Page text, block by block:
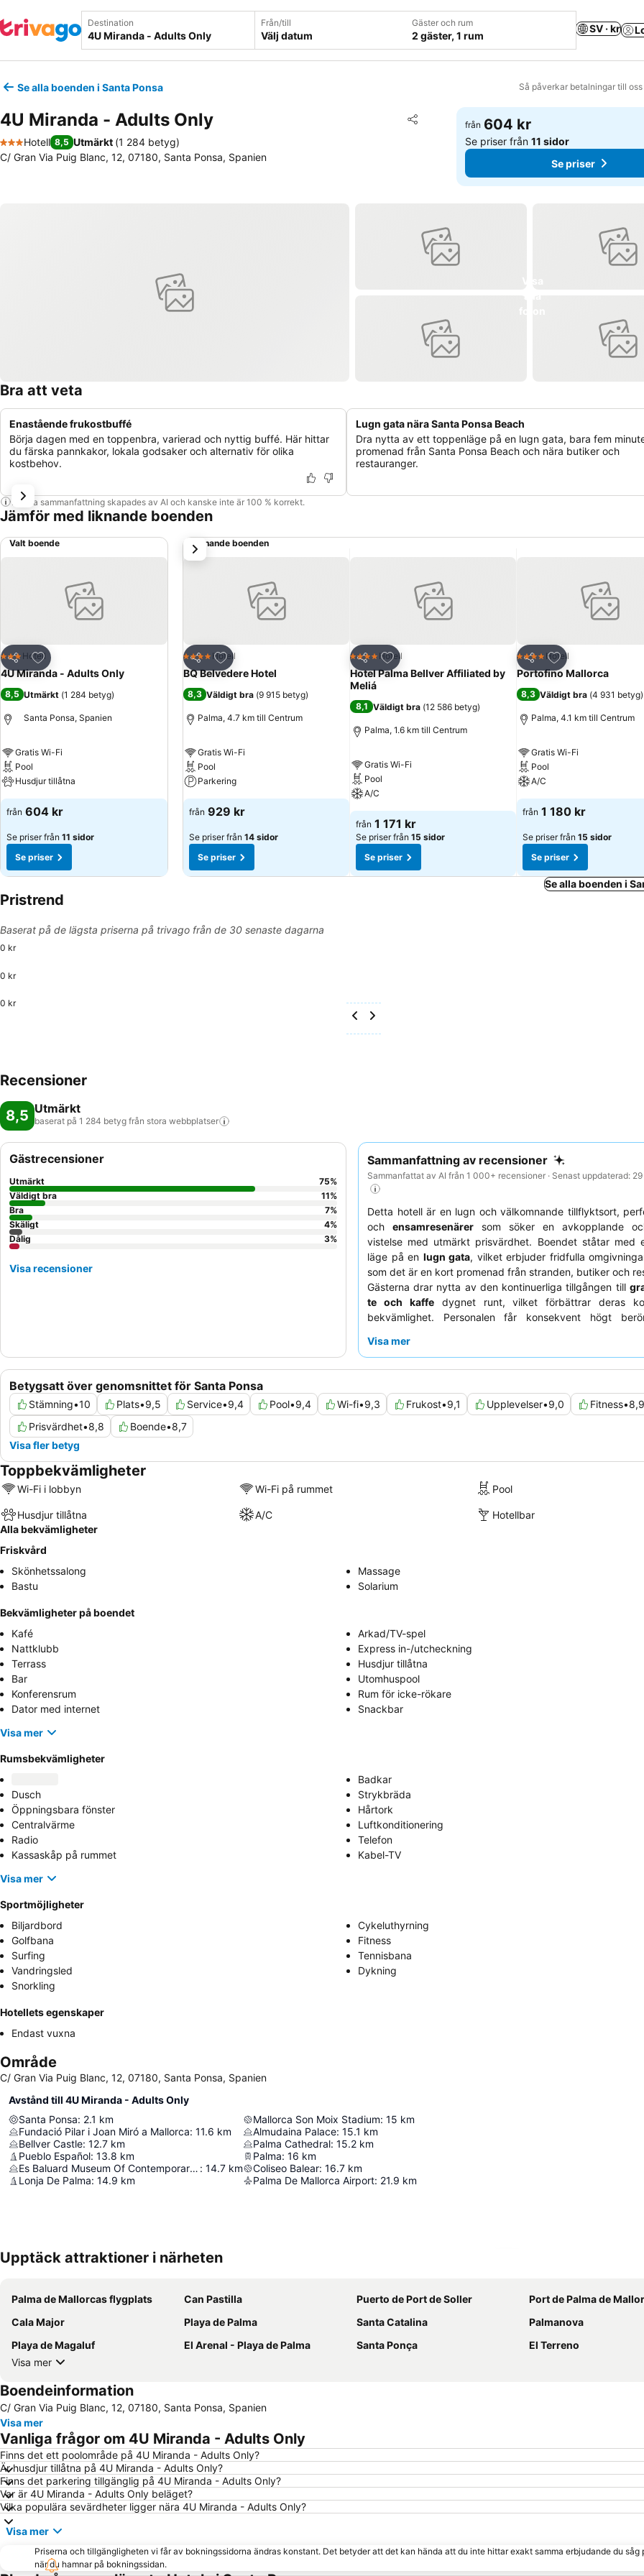
Destination Från/till
Välj datum
Gäster och rum
2 gäster, 1 rum
SV · kr
Se alla boenden i Santa Ponsa Så påverkar betalningar till
4U Miranda - Adults Only Dela
Lägg till i Mina Favoriter
3 Stjärnor
Hotell 8,5 Utmärkt (1 284 betyg)
C/ Gran Via Puig Blanc, 12, 07180, Santa Ponsa, Spanien
från 604 kr
Se priser från11 sidor
Se priser
Bra att veta
Enastående frukostbuffé
Börja dagen med en toppenbra, varierad och nyttig buffé. Här hittar
du färska pannkakor, lokala godsaker och alternativ för olika
kostbehov.
Lugn gata nära Santa Ponsa Beach
Dra nytta av ett toppenläge på en lugn gata, bara fem
promenad från Santa Ponsa Beach och nära butiker och
restauranger.
Denna sammanfattning skapades av AI och kanske inte är 100 % korrekt.
Jämför med liknande boenden
Valt boende
Dela
Lägg till i Mina Favoriter
3 Stjärnor
Hotell
4U Miranda - Adults Only
8,5 Utmärkt (1 284 betyg)
Santa Ponsa, Spanien
Gratis Wi-Fi
Pool
Husdjur tillåtna
från 604 kr
Se priser från 11 sidor
Se priser
Liknande boenden
Dela
Lägg till i Mina Favoriter
4 StjärnorHotell
BQ Belvedere Hotel
8,3 Väldigt bra (9 915 betyg)
Palma, 4.7 km till Centrum
Gratis Wi-Fi
Pool
Parkering
från 929 kr
Se priser från 14 sidor
Se priser
Dela
Lägg till i Mina Favoriter
4 StjärnorHotell
Hotel Palma Bellver Affiliated by
Meliá
8,1 Väldigt bra (12 586 betyg)
Palma, 1.6 km till Centrum
Gratis Wi-Fi
Pool
A/C
från 1 171 kr
Se priser från 15 sidor
Se priser
Dela
Lägg till i Mina
4 StjärnorHotell
Portofino Mallorca
8,3 Väldigt bra (4 931 betyg)
Palma, 4.1 km till Centrum
Gratis Wi-Fi
Pool
A/C
från 1 180 kr
Se priser från 15 sidor
Se priser
nästa
Se alla boenden i
Pristrend
Baserat på de lägsta priserna på trivago från de 30 senaste dagarna
0 kr
0 kr
0 kr
Recensioner
8,5 Utmärkt
baserat på 1 284 betyg från stora webbplatser
Sammanfattning av recensioner
Sammanfattat av AI från 1 000+ recensioner · Senast uppdaterad:
Detta hotell är en lugn och välkomnande tillflyktsort,
och ensamresenärer som söker en avkopplande
vistelse med utmärkt prisvärdhet. Boendet ståtar med
läge på en lugn gata, vilket erbjuder fridfulla
som det är en kort promenad från stranden, butiker och
Gästerna drar nytta av den kontinuerliga tillgången till
te och kaffedygnet runt, vilket förbättrar deras
bekvämlighet. Personalen får konsekvent högt
atmosfär. För en mer fridfull upplevelse, överväg att be
Visa mer
Betygsatt över genomsnittet för Santa Ponsa
Stämning•10 Plats•9,5 Service•9,4 Pool•9,4 Wi-fi•9,3 Frukost•9,1 Upplevelser•9,0 Fitness•8,9
Prisvärdhet•8,8 Boende•8,7
Visa fler betyg
Gästrecensioner
Utmärkt 75%
Väldigt bra
11%
Bra
7%
Skäligt
4%
Dålig
3%
Visa recensioner
Toppbekvämligheter
Wi-Fi i lobbyn Wi-Fi på rummet Pool
Husdjur tillåtna A/C
Hotellbar
Alla bekvämligheter
Friskvård
Skönhetssalong
Massage
Bastu
Solarium
Bekvämligheter på boendet
Kafé
Arkad/TV-spel
Nattklubb
Express in-/utcheckning
Terrass
Husdjur tillåtna
Bar
Utomhuspool
Konferensrum
Rum för icke-rökare
Dator med internet
Snackbar
Visa mer
Rumsbekvämligheter
Badkar
Dusch
Strykbräda
Öppningsbara fönster
Hårtork
Centralvärme
Luftkonditionering
Radio
Telefon
Kassaskåp på rummet
Kabel-TV
Visa mer
Sportmöjligheter
Biljardbord
Cykeluthyrning
Golfbana
Fitness
Surfing
Tennisbana
Vandringsled
Dykning
Snorkling
Hotellets egenskaper
Endast vuxna
Område
C/ Gran Via Puig Blanc, 12, 07180, Santa Ponsa, Spanien
Avstånd till 4U Miranda - Adults Only
Santa Ponsa: 2.1 km
Fundació Pilar i Joan Miró a Mallorca: 11.6 km
Bellver Castle: 12.7 km
Pueblo Español: 13.8 km
Es Baluard Museum Of Contemporary Art Of Palma : 14.7 km
Lonja De Palma: 14.9 km
Mallorca Son Moix Stadium: 15 km
Almudaina Palace: 15.1 km
Palma Cathedral: 15.2 km
Palma: 16 km
Coliseo Balear: 16.7 km
Palma De Mallorca Airport: 21.9 km
Upptäck attraktioner i närheten
Palma de Mallorcas flygplats Can Pastilla Puerto de Port de Soller
Port de Palma de
Cala Major
Playa de Palma Santa Catalina
Palmanova
Playa de Magaluf
El Arenal - Playa de Palma Santa Ponça
El Terreno
Visa mer
Boendeinformation
C/ Gran Via Puig Blanc, 12, 07180, Santa Ponsa, Spanien
Visa mer
Vanliga frågor om 4U Miranda - Adults Only
Finns det ett poolområde på 4U Miranda - Adults Only?
Är husdjur tillåtna på 4U Miranda - Adults Only?
Finns det parkering tillgänglig på 4U Miranda - Adults Only?
Var är 4U Miranda - Adults Only beläget?
Vilka populära sevärdheter ligger nära 4U Miranda - Adults Only?
Visa mer
Priserna och tillgängligheten vi får av bokningssidorna ändras konstant. Det betyder att det kan hända att du inte hittar exakt samma erbjudande du såg
när du hamnar på bokningssidan.